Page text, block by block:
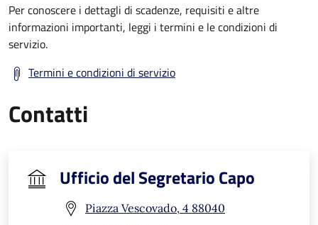
Per conoscere i dettagli di scadenze, requisiti e altre
informazioni importanti, leggi i termini e le condizioni di
servizio.
Termini e condizioni di servizio
Contatti
Ufficio del Segretario Capo
Piazza Vescovado, 4 88040